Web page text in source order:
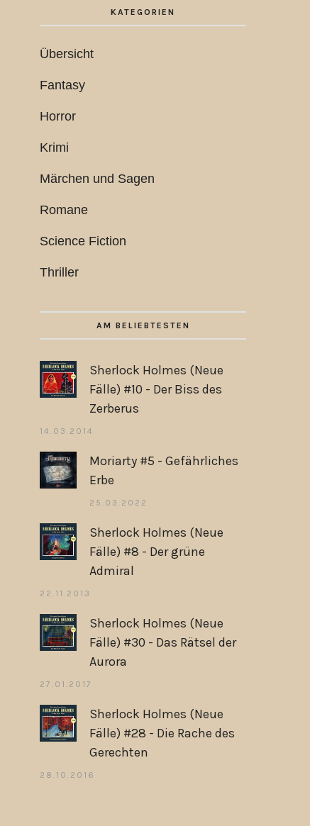
KATEGORIEN
Übersicht
Fantasy
Horror
Krimi
Märchen und Sagen
Romane
Science Fiction
Thriller
AM BELIEBTESTEN
Sherlock Holmes (Neue
Fälle) #10 - Der Biss des
Zerberus
14.03.2014
Moriarty #5 - Gefährliches
Erbe
25.03.2022
Sherlock Holmes (Neue
Fälle) #8 - Der grüne
Admiral
22.11.2013
Sherlock Holmes (Neue
Fälle) #30 - Das Rätsel der
Aurora
27.01.2017
Sherlock Holmes (Neue
Fälle) #28 - Die Rache des
Gerechten
28.10.2016